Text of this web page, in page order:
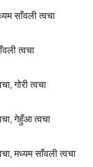
साँवली त्वचा
त्वचा
गोरी त्वचा
गेहुँआ त्वचा
मध्यम साँवली त्वचा